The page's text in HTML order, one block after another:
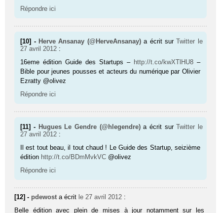
Répondre ici
[10] - Herve Ansanay (@HerveAnsanay) a écrit surTwitter le
27 avril 2012 :
16eme édition Guide des Startups – http://t.co/kwXTlHU8–
Bible pour jeunes pousses et acteurs du numérique par Olivier
Ezratty @olivez
Répondre ici
[11] - Hugues Le Gendre (@hlegendre) a écrit surTwitter le
27 avril 2012 :
Il est tout beau, il tout chaud ! Le Guide des Startup, seizième
édition http://t.co/BDmMvkVC @olivez
Répondre ici
[12] - pdewost a écrit le 27 avril 2012 :
Belle édition avec plein de mises à jour notamment sur les